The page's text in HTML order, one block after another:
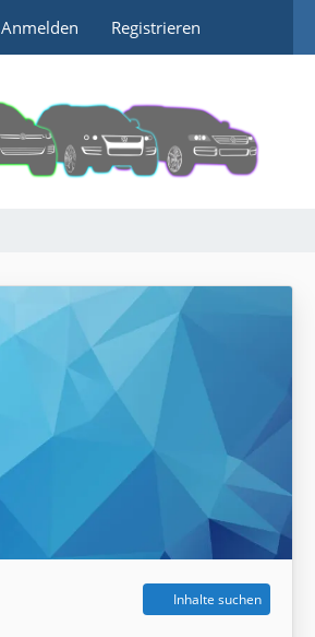
Anmelden Registrieren
Inhalte suchen